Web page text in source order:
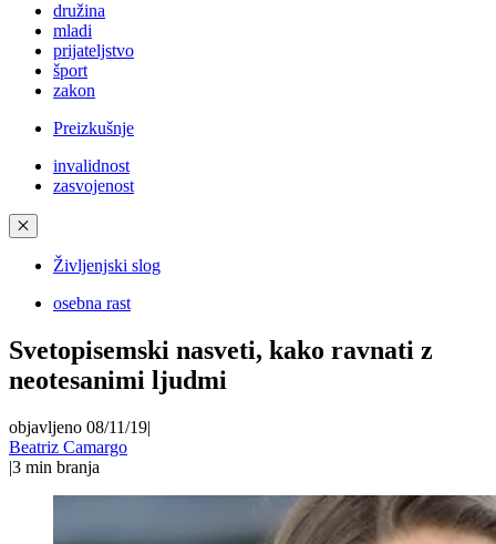
družina
mladi
prijateljstvo
šport
zakon
Preizkušnje
invalidnost
zasvojenost
✕
Življenjski slog
osebna rast
Svetopisemski nasveti, kako ravnati z
neotesanimi ljudmi
objavljeno 08/11/19|
Beatriz Camargo
|3 min branja